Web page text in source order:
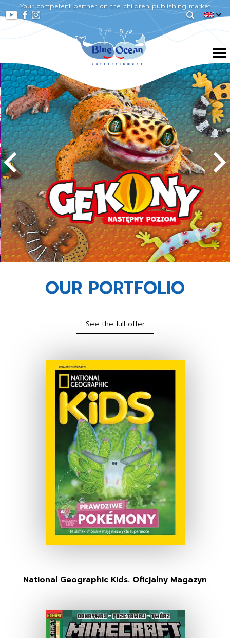
Your competent partner on the children publishing market
OUR PORTFOLIO
See the full offer
National Geographic Kids. Oficjalny Magazyn